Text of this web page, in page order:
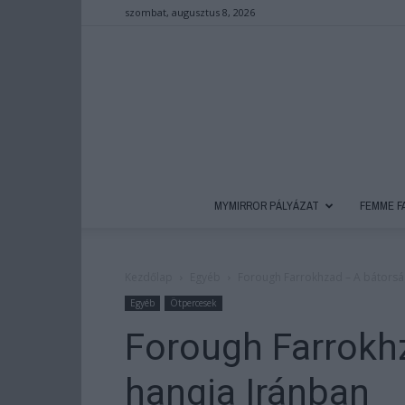
szombat, augusztus 8, 2026
MYMIRROR PÁLYÁZAT FEMME
Egyéb Ötpercesek
Forough
hangja Iránban